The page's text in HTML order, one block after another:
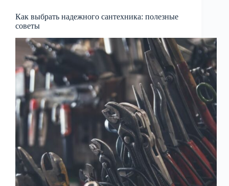
Как выбрать надежного сантехника: полезные
советы